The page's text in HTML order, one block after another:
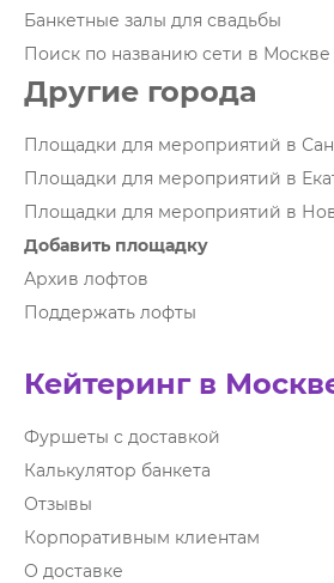
Банкетные залы для свадьбы
Поиск по названию сети в Москве
Другие города
Площадки для мероприятий в
Площадки для мероприятий в
Площадки для мероприятий в
Добавить площадку
Архив лофтов
Поддержать лофты
Кейтеринг в
Фуршеты с доставкой
Калькулятор банкета
Отзывы
Корпоративным клиентам
О доставке